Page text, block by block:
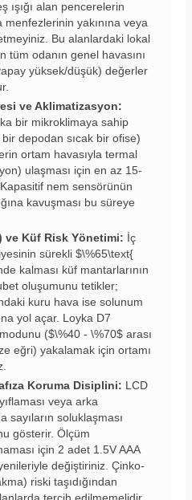
ışığı alan pencerelerin
yakınına veya
Bu alanlardaki lokal
tüm odanın genel havasını
yüksek/düşük) değerler
ve Aklimatizasyon:
bir mikroklimaya sahip
depodan sıcak bir ofise)
ortam havasıyla termal
ulaşması için en az 15-
nem sensörünün
kavuşması bu süreye
ve Küf Risk Yönetimi: İç
sürekli $\%65\text{
kalması küf mantarlarının
oluşumunu tetikler;
kuru hava ise solunum
yol açar. Loyka D7
($\%40 - \%70$ arası
eğri) yakalamak için ortamı
Koruma Disiplini: LCD
veya arka
sayıların soluklaşması
gösterir. Ölçüm
için 2 adet 1.5V AAA
değiştiriniz. Çinko-
riski taşıdığından